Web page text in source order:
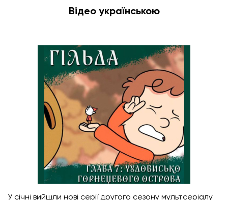
Відео українською
У січні вийшли нові серії другого сезону мультсеріалу